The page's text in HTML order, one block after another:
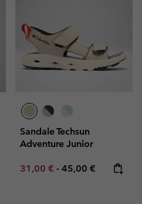
Sandale Techsun
Adventure Junior
Minimum sale price:
31,00 € - Maximum price:
45,00 €